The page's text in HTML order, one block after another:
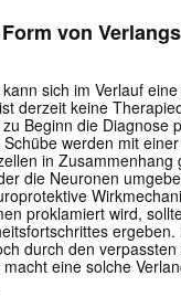
von
sich im Verlauf
derzeit keine
Beginn die Diagnose
werden mit
in
die Neuronen
proklamiert wird,
durch den
eine solche